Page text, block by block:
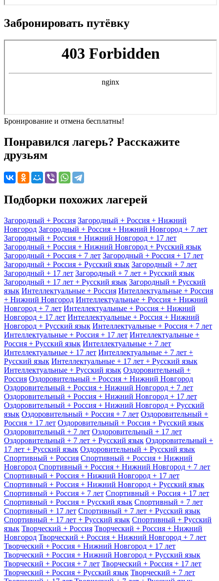
Забронировать путёвку
Бронирование и отмена бесплатны!
Понравился лагерь? Расскажите
друзьям
Подборки похожих лагерей
Загородный + Россия Загородный + Россия + Нижний
Новгород Загородный + Россия + Нижний Новгород + 7 лет
Загородный + Россия + Нижний Новгород + 17 лет
Загородный + Россия + Нижний Новгород + Русский язык
Загородный + Россия + 7 лет Загородный + Россия + 17 лет
Загородный + Россия + Русский язык Загородный + 7 лет
Загородный + 17 лет Загородный + 7 лет + Русский язык
Загородный + 17 лет + Русский язык Загородный + Русский
язык Интеллектуальные + Россия Интеллектуальные + Россия
+ Нижний Новгород Интеллектуальные + Россия + Нижний
Новгород + 7 лет Интеллектуальные + Россия + Нижний
Новгород + 17 лет Интеллектуальные + Россия + Нижний
Новгород + Русский язык Интеллектуальные + Россия + 7 лет
Интеллектуальные + Россия + 17 лет Интеллектуальные +
Россия + Русский язык Интеллектуальные + 7 лет
Интеллектуальные + 17 лет Интеллектуальные + 7 лет +
Русский язык Интеллектуальные + 17 лет + Русский язык
Интеллектуальные + Русский язык Оздоровительный +
Россия Оздоровительный + Россия + Нижний Новгород
Оздоровительный + Россия + Нижний Новгород + 7 лет
Оздоровительный + Россия + Нижний Новгород + 17 лет
Оздоровительный + Россия + Нижний Новгород + Русский
язык Оздоровительный + Россия + 7 лет Оздоровительный +
Россия + 17 лет Оздоровительный + Россия + Русский язык
Оздоровительный + 7 лет Оздоровительный + 17 лет
Оздоровительный + 7 лет + Русский язык Оздоровительный +
17 лет + Русский язык Оздоровительный + Русский язык
Спортивный + Россия Спортивный + Россия + Нижний
Новгород Спортивный + Россия + Нижний Новгород + 7 лет
Спортивный + Россия + Нижний Новгород + 17 лет
Спортивный + Россия + Нижний Новгород + Русский язык
Спортивный + Россия + 7 лет Спортивный + Россия + 17 лет
Спортивный + Россия + Русский язык Спортивный + 7 лет
Спортивный + 17 лет Спортивный + 7 лет + Русский язык
Спортивный + 17 лет + Русский язык Спортивный + Русский
язык Творческий + Россия Творческий + Россия + Нижний
Новгород Творческий + Россия + Нижний Новгород + 7 лет
Творческий + Россия + Нижний Новгород + 17 лет
Творческий + Россия + Нижний Новгород + Русский язык
Творческий + Россия + 7 лет Творческий + Россия + 17 лет
Творческий + Россия + Русский язык Творческий + 7 лет